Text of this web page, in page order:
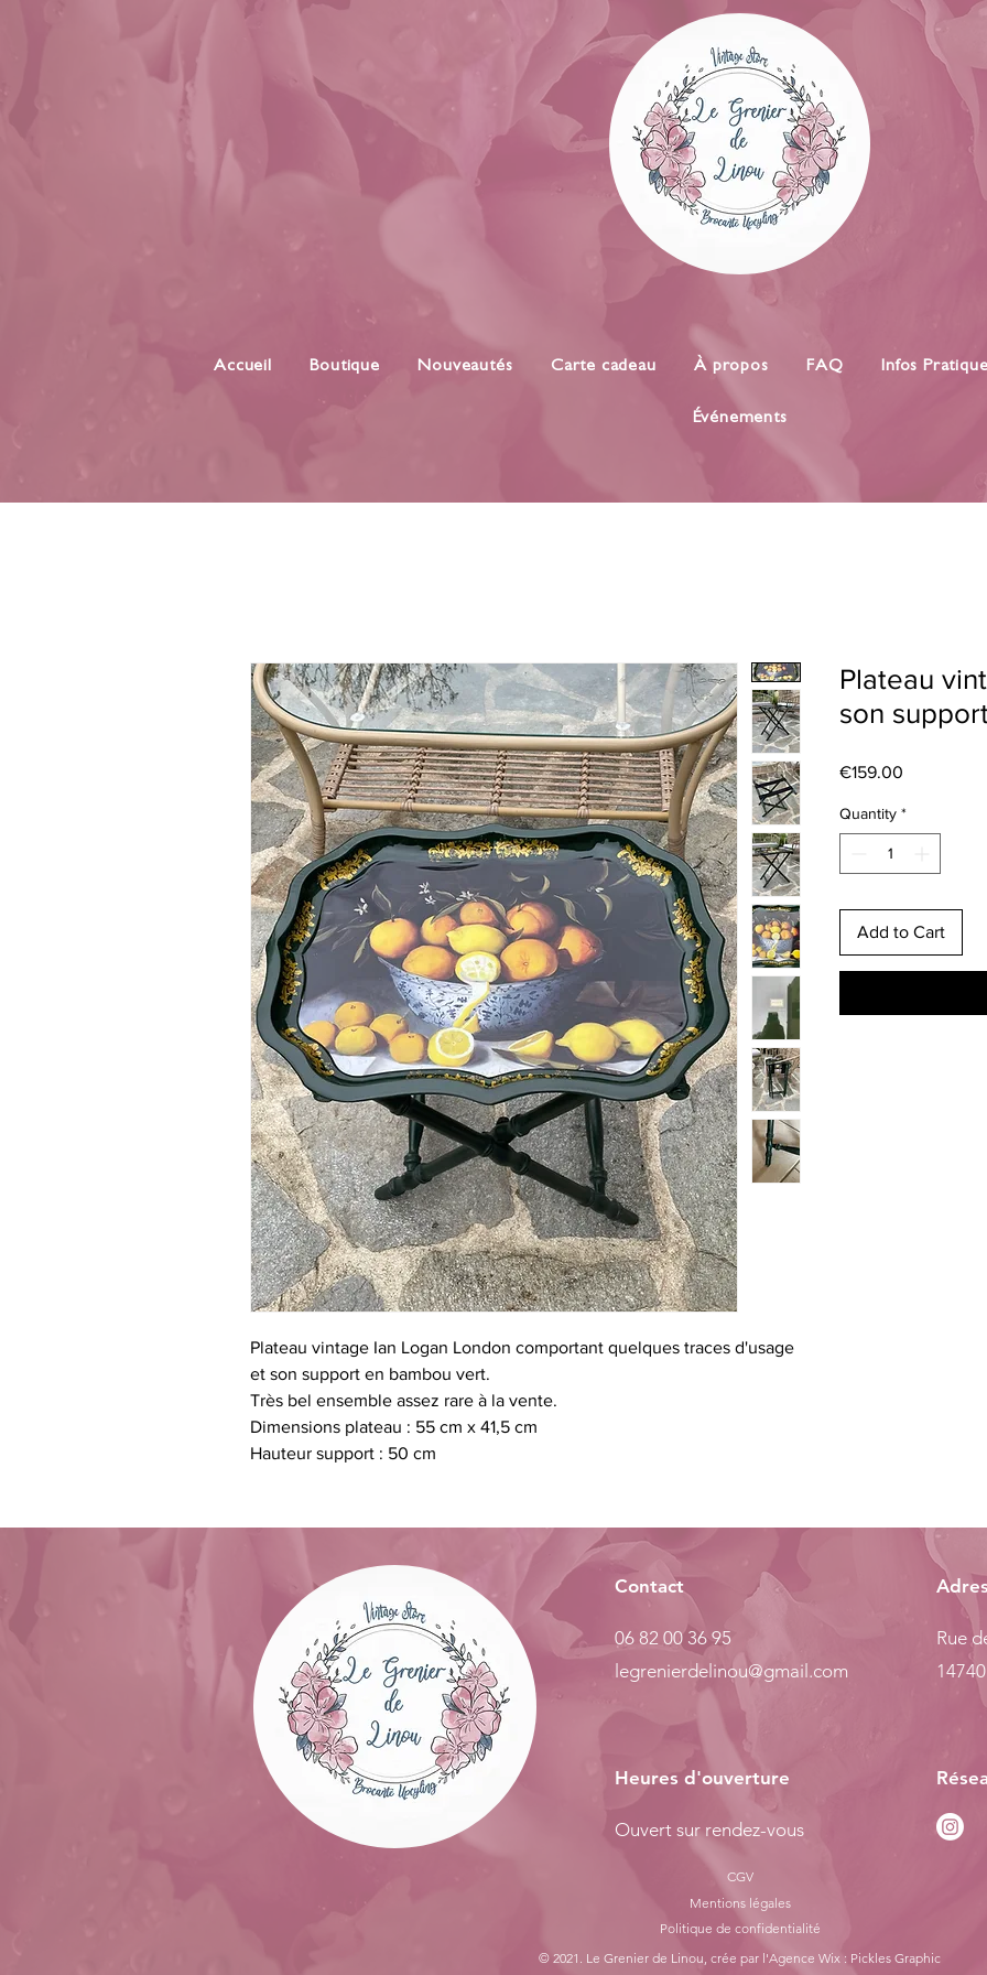
Accueil Boutique Nouveautés Carte cadeau À propos FAQ Infos
Événements
Plateau vintage Ian Logan London comportant quelques traces d'usage
et son support en bambou vert.
Très bel ensemble assez rare à la vente.
Dimensions plateau : 55 cm x 41,5 cm
Hauteur support : 50 cm
Plateau
son support
€159.00
Quantity *
Add to Cart
Contact
06 82 00 36 95
legrenierdelinou@gmail.com
Rue
Heures d'ouverture
Ouvert sur rendez-vous
CGV
Mentions légales
Politique de confidentialité
© 2021. Le Grenier de Linou, crée par l'Agence Wix : Pickles Graphic